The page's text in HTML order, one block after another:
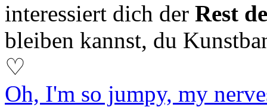
interessiert dich der Rest
bleiben kannst, du
♡
Oh, I'm so jumpy, my